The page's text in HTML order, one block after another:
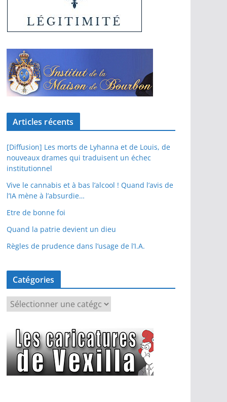
Articles récents
[Diffusion] Les morts de Lyhanna et de Louis, de
nouveaux drames qui traduisent un échec
institutionnel
Vive le cannabis et à bas l’alcool ! Quand l’avis de
l’IA mène à l’absurdie…
Etre de bonne foi
Quand la patrie devient un dieu
Règles de prudence dans l’usage de l’I.A.
Catégories
é
g
o
r